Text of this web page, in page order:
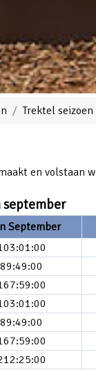
Trektel
en volstaan
September
89:49:00
89:49:00